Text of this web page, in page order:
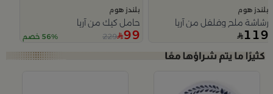
بلندز هوم
رشاشة ملح وفلفل من آريا
119
بلندز هوم
حامل كيك من آريا
99
229 56% خصم
Slide 1 of 5